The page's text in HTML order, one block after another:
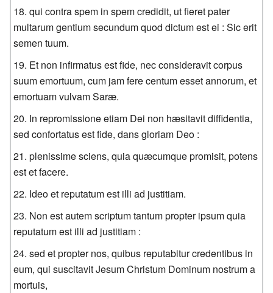
qui contra spem in spem credidit, ut fieret pater
multarum gentium secundum quod dictum est ei : Sic erit
semen tuum.
Et non infirmatus est fide, nec consideravit corpus
suum emortuum, cum jam fere centum esset annorum, et
emortuam vulvam Saræ.
In repromissione etiam Dei non hæsitavit diffidentia,
sed confortatus est fide, dans gloriam Deo :
plenissime sciens, quia quæcumque promisit, potens
est et facere.
Ideo et reputatum est illi ad justitiam.
Non est autem scriptum tantum propter ipsum quia
reputatum est illi ad justitiam :
sed et propter nos, quibus reputabitur credentibus in
eum, qui suscitavit Jesum Christum Dominum nostrum a
mortuis,